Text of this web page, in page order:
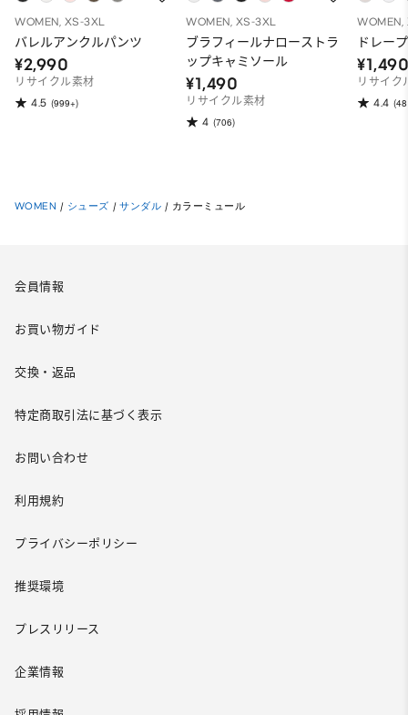
WOMEN, XS-3XL
バレルアンクルパンツ
¥2,990
リサイクル素材
4.5 (999+)
WOMEN, XS-3XL
ブラフィールナローストラ
ップキャミソール
¥1,490
リサイクル素材
4 (706)
WOMEN,
ドレー
リサイク
4.4
WOMEN / シューズ / サンダル / カラーミュール
会員情報
お買い物ガイド
交換・返品
特定商取引法に基づく表示
お問い合わせ
利用規約
プライバシーポリシー
推奨環境
プレスリリース
企業情報